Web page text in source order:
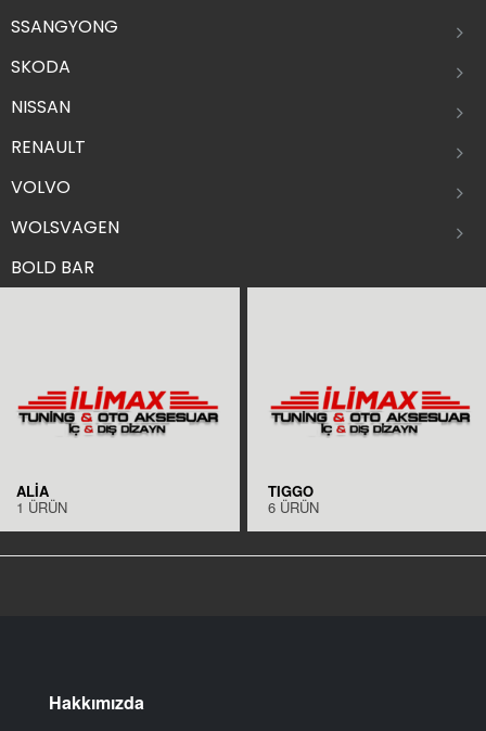
SSANGYONG
SKODA
NISSAN
RENAULT
VOLVO
WOLSVAGEN
BOLD BAR
ALİA
1 ÜRÜN
TIGGO
6 ÜRÜN
Hakkımızda